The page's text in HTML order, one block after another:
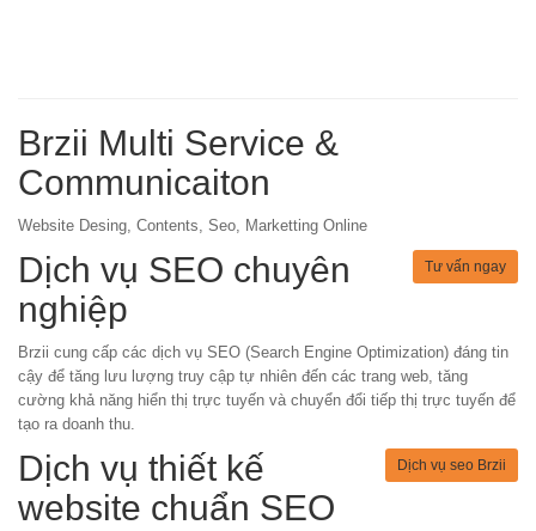
Brzii Multi Service &
Communicaiton
Website Desing, Contents, Seo, Marketting Online
Tư vấn ngay
Dịch vụ SEO chuyên
nghiệp
Brzii cung cấp các dịch vụ SEO (Search Engine Optimization) đáng tin
cậy để tăng lưu lượng truy cập tự nhiên đến các trang web, tăng
cường khả năng hiển thị trực tuyến và chuyển đổi tiếp thị trực tuyến để
tạo ra doanh thu.
Dịch vụ seo Brzii
Dịch vụ thiết kế
website chuẩn SEO